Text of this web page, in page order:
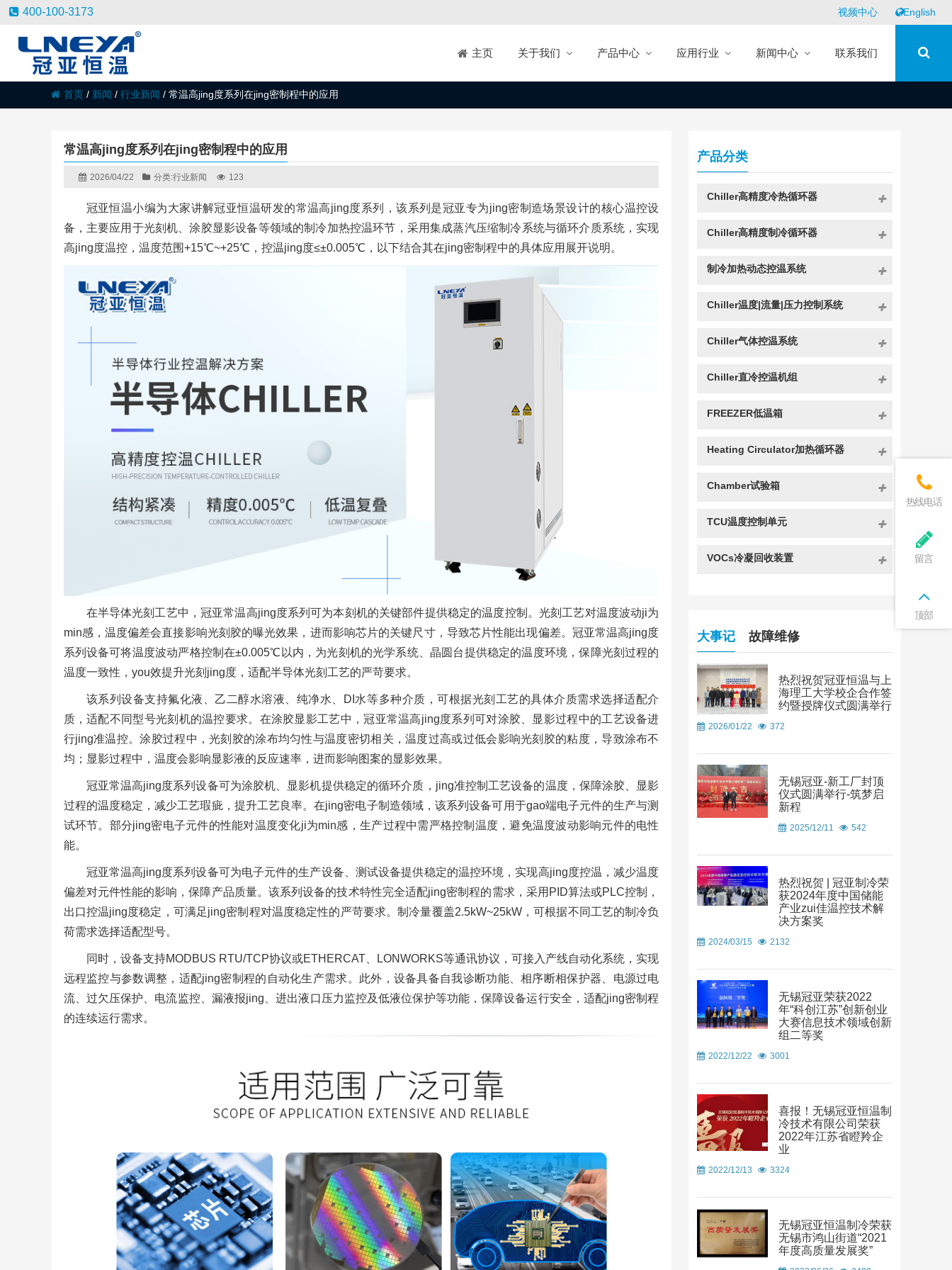
400-100-3173 视频中心 English
主页 关于我们 产品中心 应用行业 新闻中心 联系我们
首页 / 新闻 / 行业新闻 / 常温高jing度系列在jing密制程中的应用
常温高jing度系列在jing密制程中的应用
2026/04/22 分类:行业新闻 123
冠亚恒温小编为大家讲解冠亚恒温研发的常温高jing度系列，该系列是冠亚专为jing密制造场景设计的核心温控设
备，主要应用于光刻机、涂胶显影设备等领域的制冷加热控温环节，采用集成蒸汽压缩制冷系统与循环介质系统，实现
高jing度温控，温度范围+15℃~+25℃，控温jing度≤±0.005℃，以下结合其在jing密制程中的具体应用展开说明。
在半导体光刻工艺中，冠亚常温高jing度系列可为本刻机的关键部件提供稳定的温度控制。光刻工艺对温度波动ji为
min感，温度偏差会直接影响光刻胶的曝光效果，进而影响芯片的关键尺寸，导致芯片性能出现偏差。冠亚常温高jing度
系列设备可将温度波动严格控制在±0.005℃以内，为光刻机的光学系统、晶圆台提供稳定的温度环境，保障光刻过程的
温度一致性，you效提升光刻jing度，适配半导体光刻工艺的严苛要求。
该系列设备支持氟化液、乙二醇水溶液、纯净水、DI水等多种介质，可根据光刻工艺的具体介质需求选择适配介
质，适配不同型号光刻机的温控要求。在涂胶显影工艺中，冠亚常温高jing度系列可对涂胶、显影过程中的工艺设备进
行jing准温控。涂胶过程中，光刻胶的涂布均匀性与温度密切相关，温度过高或过低会影响光刻胶的粘度，导致涂布不
均；显影过程中，温度会影响显影液的反应速率，进而影响图案的显影效果。
冠亚常温高jing度系列设备可为涂胶机、显影机提供稳定的循环介质，jing准控制工艺设备的温度，保障涂胶、显影
过程的温度稳定，减少工艺瑕疵，提升工艺良率。在jing密电子制造领域，该系列设备可用于gao端电子元件的生产与测
试环节。部分jing密电子元件的性能对温度变化ji为min感，生产过程中需严格控制温度，避免温度波动影响元件的电性
能。
冠亚常温高jing度系列设备可为电子元件的生产设备、测试设备提供稳定的温控环境，实现高jing度控温，减少温度
偏差对元件性能的影响，保障产品质量。该系列设备的技术特性完全适配jing密制程的需求，采用PID算法或PLC控制，
出口控温jing度稳定，可满足jing密制程对温度稳定性的严苛要求。制冷量覆盖2.5kW~25kW，可根据不同工艺的制冷负
荷需求选择适配型号。
同时，设备支持MODBUS RTU/TCP协议或ETHERCAT、LONWORKS等通讯协议，可接入产线自动化系统，实现
远程监控与参数调整，适配jing密制程的自动化生产需求。此外，设备具备自我诊断功能、相序断相保护器、电源过电
流、过欠压保护、电流监控、漏液报jing、进出液口压力监控及低液位保护等功能，保障设备运行安全，适配jing密制程
的连续运行需求。
产品分类
Chiller高精度冷热循环器
Chiller高精度制冷循环器
制冷加热动态控温系统
Chiller温度|流量|压力控制系统
Chiller气体控温系统
Chiller直冷控温机组
FREEZER低温箱
Heating Circulator加热循环器
Chamber试验箱
TCU温度控制单元
VOCs冷凝回收装置
大事记 故障维修
热烈祝贺冠亚恒温与上
海理工大学校企合作签
约暨授牌仪式圆满举行
2026/01/22 372
无锡冠亚-新工厂封顶
仪式圆满举行-筑梦启
新程
2025/12/11 542
热烈祝贺 | 冠亚制冷荣
获2024年度中国储能
产业zui佳温控技术解
决方案奖
2024/03/15 2132
无锡冠亚荣获2022
年“科创江苏”创新创业
大赛信息技术领域创新
组二等奖
2022/12/22 3001
喜报！无锡冠亚恒温制
冷技术有限公司荣获
2022年江苏省瞪羚企
业
2022/12/13 3324
无锡冠亚恒温制冷荣获
无锡市鸿山街道“2021
年度高质量发展奖”
热线电话
留言
顶部